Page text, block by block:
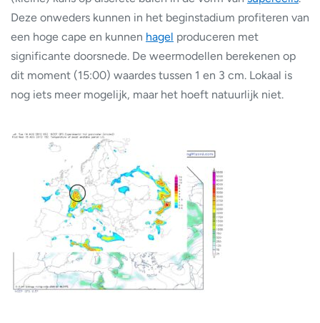
Deze onweders kunnen in het beginstadium profiteren van
een hoge cape en kunnen hagel produceren met
significante doorsnede. De weermodellen berekenen op
dit moment (15:00) waardes tussen 1 en 3 cm. Lokaal is
nog iets meer mogelijk, maar het hoeft natuurlijk niet.